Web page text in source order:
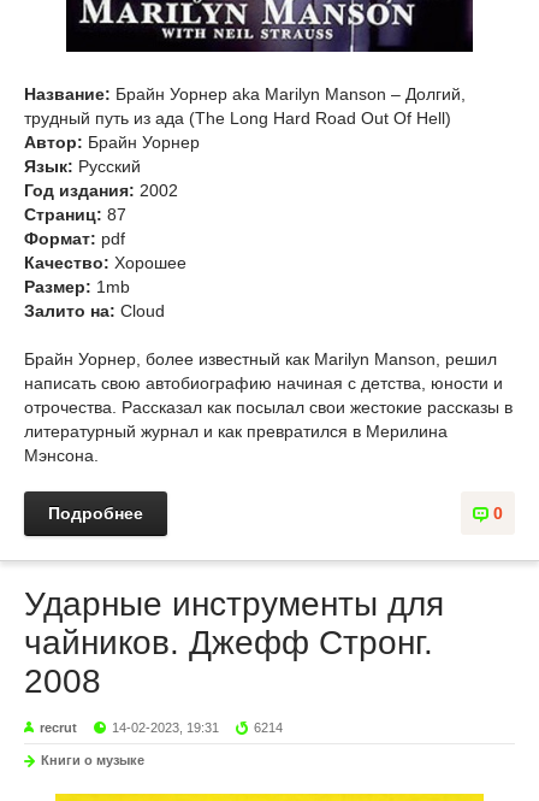
Название: Брайн Уорнер aka Marilyn Manson – Долгий,
трудный путь из ада (The Long Hard Road Out Of Hell)
Автор: Брайн Уорнер
Язык: Русский
Год издания: 2002
Страниц: 87
Формат: pdf
Качество: Хорошее
Размер: 1mb
Залито на: Cloud
Брайн Уорнер, более известный как Marilyn Manson, решил
написать свою автобиографию начиная с детства, юности и
отрочества. Рассказал как посылал свои жестокие рассказы в
литературный журнал и как превратился в Мерилина
Мэнсона.
0
Подробнее
Ударные инструменты для
чайников. Джефф Стронг.
2008
recrut 14-02-2023, 19:31 6214
Книги о музыке